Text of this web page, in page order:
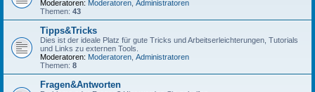
Moderatoren: Moderatoren Administratoren
Themen: 43
Tipps&Tricks
Dies ist der ideale Platz für gute Tricks und Arbeitserleichterungen, Tutorials
und Links zu externen Tools.
Moderatoren: Moderatoren Administratoren
Themen: 8
Fragen&Antworten